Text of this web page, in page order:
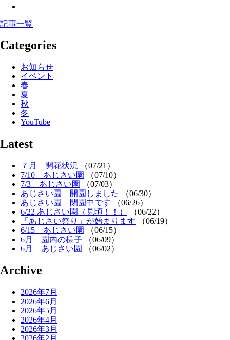
記事一覧
Categories
お知らせ
イベント
春
夏
秋
冬
YouTube
Latest
７月 開花状況
（07/21）
7/10 あじさい園
（07/10）
7/3 あじさい園
（07/03）
あじさい園 開園しました
（06/30）
あじさい園 閉園中です
（06/26）
6/22 あじさい園（見頃！！）
（06/22）
「あじさい祭り」が始まります
（06/19）
6/15 あじさい園
（06/15）
6月 園内の様子
（06/09）
6月 あじさい園
（06/02）
Archive
2026年7月
2026年6月
2026年5月
2026年4月
2026年3月
2026年2月